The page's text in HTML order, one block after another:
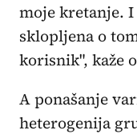
moje kretanje.
sklopljena o
korisnik", kaže
A ponašanje
heterogenija